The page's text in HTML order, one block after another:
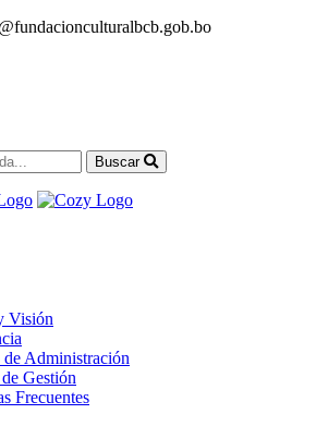
Buscar
Visión
de Administración
Gestión
Frecuentes